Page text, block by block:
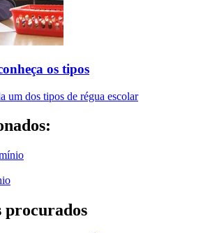
os tipos
um dos tipos de régua escolar
procurados